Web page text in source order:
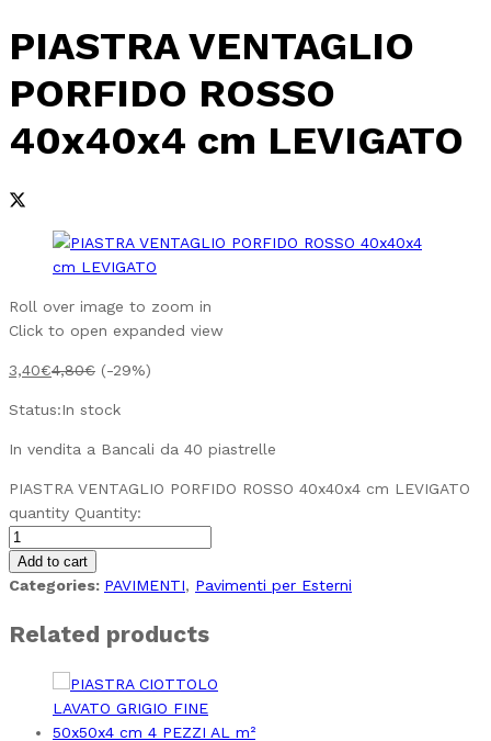
PIASTRA VENTAGLIO
PORFIDO ROSSO
40x40x4 cm LEVIGATO
Roll over image to zoom in
Click to open expanded view
3,40€4,80€ (-29%)
Status:In stock
In vendita a Bancali da 40 piastrelle
PIASTRA VENTAGLIO PORFIDO ROSSO 40x40x4 cm LEVIGATO
quantity Quantity:
Add to cart
Categories: PAVIMENTI, Pavimenti per Esterni
Related products